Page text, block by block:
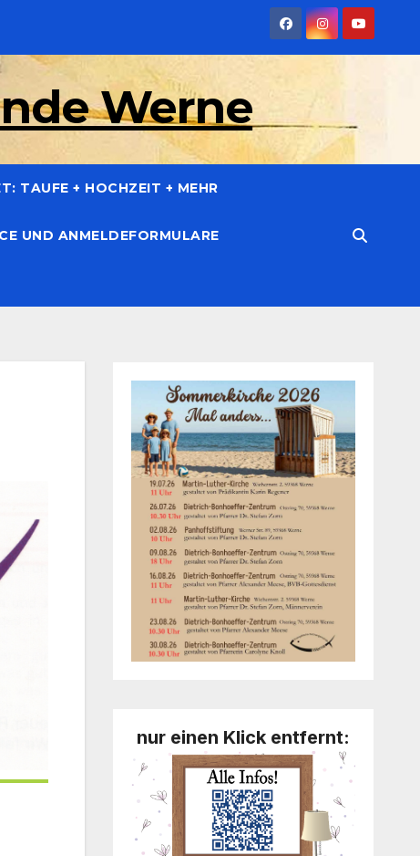
Werne
TAUFE + HOCHZEIT + MEHR
UND ANMELDEFORMULARE
nur einen Klick entfernt: